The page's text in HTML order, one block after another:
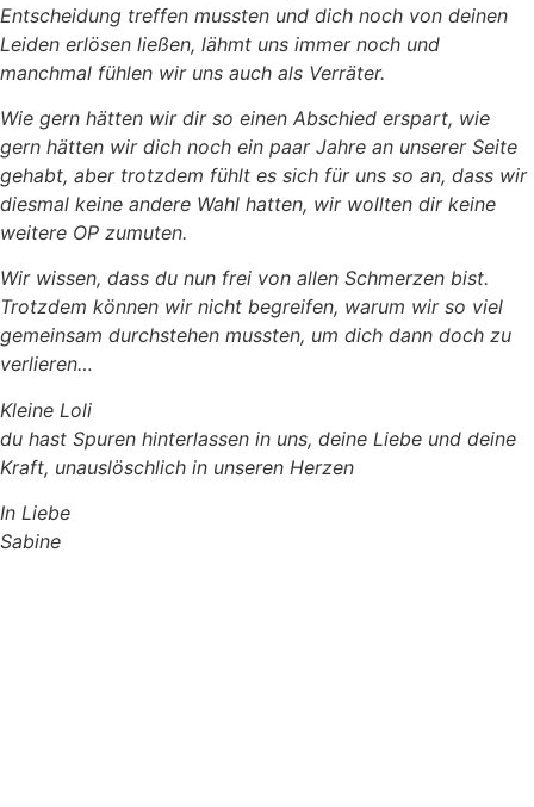
Entscheidung treffen mussten und dich noch von deinen
Leiden erlösen ließen, lähmt uns immer noch und
manchmal fühlen wir uns auch als Verräter.
Wie gern hätten wir dir so einen Abschied erspart, wie
gern hätten wir dich noch ein paar Jahre an unserer Seite
gehabt, aber trotzdem fühlt es sich für uns so an, dass wir
diesmal keine andere Wahl hatten, wir wollten dir keine
weitere OP zumuten.
Wir wissen, dass du nun frei von allen Schmerzen bist.
Trotzdem können wir nicht begreifen, warum wir so viel
gemeinsam durchstehen mussten, um dich dann doch zu
verlieren…
Kleine Loli
du hast Spuren hinterlassen in uns, deine Liebe und deine
Kraft, unauslöschlich in unseren Herzen
In Liebe
Sabine